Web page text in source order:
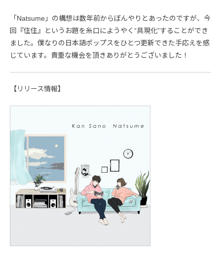
「Natsume」の構想は数年前からぼんやりとあったのですが、今
回『住住』というお題を糸口にようやく“具現化”することができ
ました。僕なりの日本語ポップスをひとつ更新できた手応えを感
じています。貴重な機会を頂きありがとうございました！
【リリース情報】